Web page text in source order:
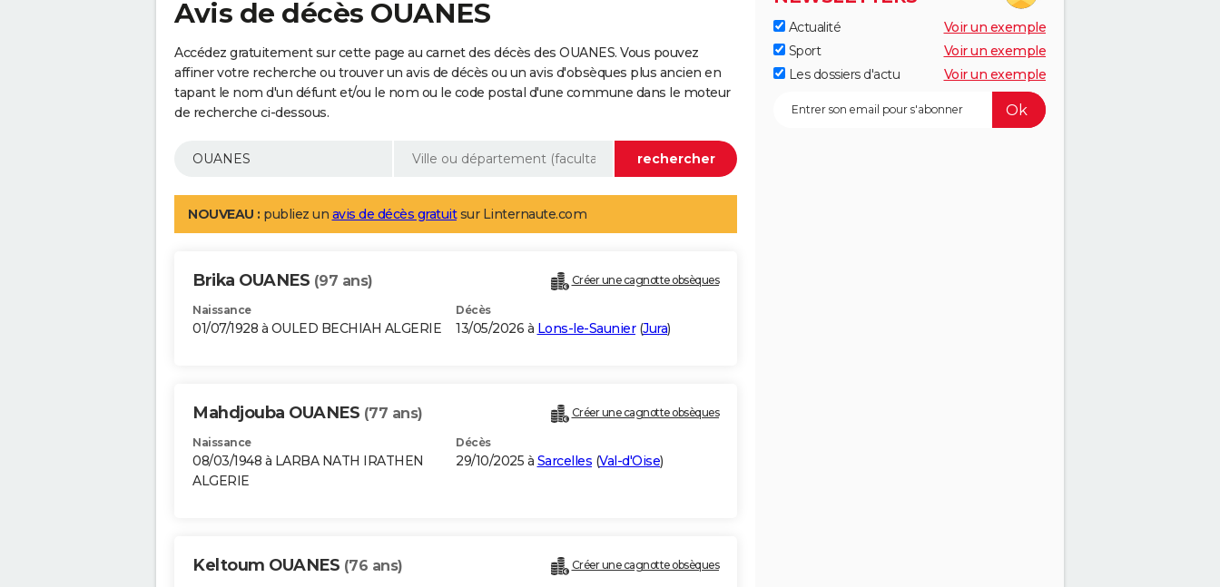
Avis de décès OUANES
Accédez gratuitement sur cette page au carnet des décès des OUANES. Vous pouvez
affiner votre recherche ou trouver un avis de décès ou un avis d'obsèques plus ancien en
tapant le nom d'un défunt et/ou le nom ou le code postal d'une commune dans le moteur
de recherche ci-dessous.
NOUVEAU : publiez un avis de décès gratuitsur Linternaute.com
Brika OUANES (97 ans) Créer une cagnotte obsèques
Naissance
01/07/1928 à OULED BECHIAH ALGERIE
Décès
13/05/2026 à Lons-le-Saunier(Jura)
Mahdjouba OUANES (77 ans) Créer une cagnotte obsèques
Naissance
08/03/1948 à LARBA NATH IRATHEN
ALGERIE
Décès
29/10/2025 à Sarcelles (Val-d'Oise)
Keltoum OUANES (76 ans) Créer une cagnotte obsèques
Actualité
Voir un exemple
Sport
Voir un exemple
Les dossiers d'actu
Voir un exemple